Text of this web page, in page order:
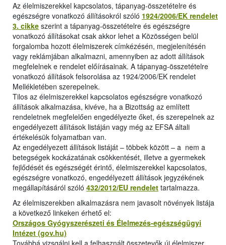
Az élelmiszerekkel kapcsolatos, tápanyag-összetételre és
egészségre vonatkozó állításokról szóló 1924/2006/EK rendelet
3. cikke szerint a tápanyag-összetételre és egészségre
vonatkozó állításokat csak akkor lehet a Közösségen belül
forgalomba hozott élelmiszerek címkézésén, megjelenítésén
vagy reklámjában alkalmazni, amennyiben az adott állítások
megfelelnek e rendelet előírásainak. A tápanyag-összetételre
vonatkozó állítások felsorolása az 1924/2006/EK rendelet
Mellékletében szerepelnek.
Tilos az élelmiszerekkel kapcsolatos egészségre vonatkozó
állítások alkalmazása, kivéve, ha a Bizottság az említett
rendeletnek megfelelően engedélyezte őket, és szerepelnek az
engedélyezett állítások listáján vagy még az EFSA általi
értékelésük folyamatban van.
Az engedélyezett állítások listáját – többek között – a nem a
betegségek kockázatának csökkentését, illetve a gyermekek
fejlődését és egészségét érintő, élelmiszerekkel kapcsolatos,
egészségre vonatkozó, engedélyezett állítások jegyzékének
megállapításáról szóló 432/2012/EU rendelet tartalmazza.
Az élelmiszerekben alkalmazásra nem javasolt növények listája
a következő linkeken érhető el:
Országos Gyógyszerészeti és Élelmezés-egészségügyi
Intézet (gov.hu)